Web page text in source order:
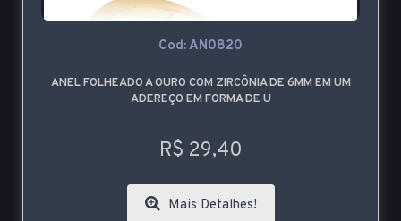
Cod: AN0820
ANEL FOLHEADO A OURO COM ZIRCÔNIA DE 6MM EM UM
ADEREÇO EM FORMA DE U
R$ 29,40
Mais Detalhes!